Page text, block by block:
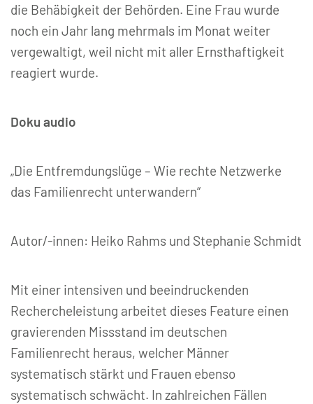
die Behäbigkeit der Behörden. Eine Frau wurde
noch ein Jahr lang mehrmals im Monat weiter
vergewaltigt, weil nicht mit aller Ernsthaftigkeit
reagiert wurde.
Doku audio
„Die Entfremdungslüge – Wie rechte Netzwerke
das Familienrecht unterwandern“
Autor/-innen: Heiko Rahms und Stephanie Schmidt
Mit einer intensiven und beeindruckenden
Rechercheleistung arbeitet dieses Feature einen
gravierenden Missstand im deutschen
Familienrecht heraus, welcher Männer
systematisch stärkt und Frauen ebenso
systematisch schwächt. In zahlreichen Fällen